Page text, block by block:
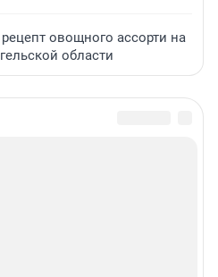
овощного ассорти на
области